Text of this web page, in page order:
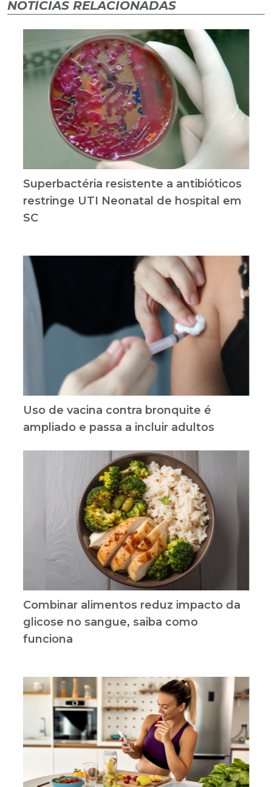
NOTÍCIAS RELACIONADAS
Superbactéria resistente a antibióticos
restringe UTI Neonatal de hospital em
SC
Uso de vacina contra bronquite é
ampliado e passa a incluir adultos
Combinar alimentos reduz impacto da
glicose no sangue, saiba como
funciona